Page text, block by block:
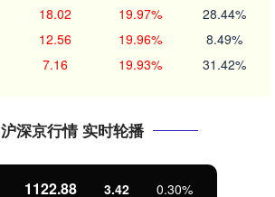
18.02 19.97% 28.44%
12.56 19.96% 8.49%
7.16 19.93% 31.42%
沪深京行情 实时轮播
1122.88 3.42 0.30%